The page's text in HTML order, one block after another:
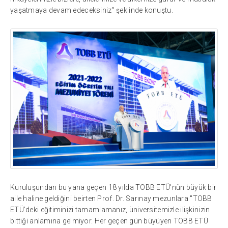
yaşatmaya devam edeceksiniz” şeklinde konuştu.
Kuruluşundan bu yana geçen 18 yılda TOBB ETÜ'nün büyük bir
aile haline geldiğini beirten Prof. Dr. Sarınay mezunlara "TOBB
ETÜ’deki eğitiminizi tamamlamanız, üniversitemizle ilişkinizin
bittiği anlamına gelmiyor. Her geçen gün büyüyen TOBB ETÜ